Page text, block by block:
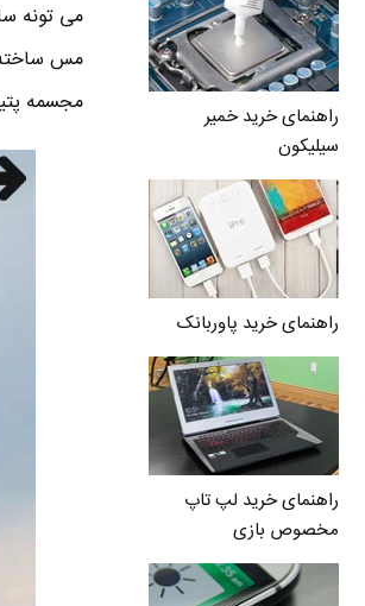
راهنمای خرید خمیر
سیلیکون
راهنمای خرید پاوربانک
راهنمای خرید لپ تاپ
مخصوص بازی
می تونه
مس ساخته
مجسمه